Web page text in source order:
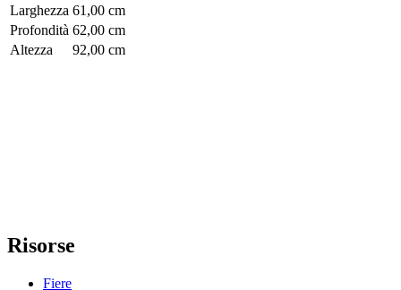
Larghezza 61,00 cm
Profondità 62,00 cm
Altezza
92,00 cm
Risorse
Fiere